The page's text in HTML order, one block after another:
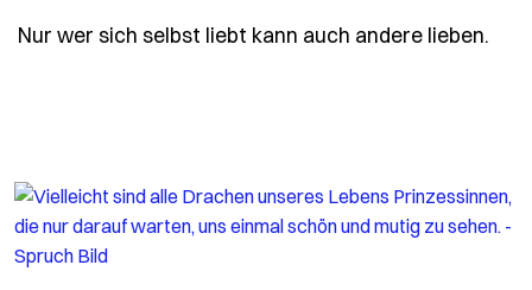
Nur wer sich selbst liebt kann auch andere lieben.